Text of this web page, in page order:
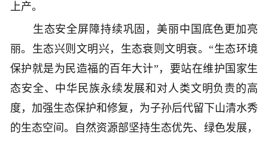
上产。
生态安全屏障持续巩固，美丽中国底色更加亮
丽。生态兴则文明兴，生态衰则文明衰。“生态环境
保护就是为民造福的百年大计”，要站在维护国家生
态安全、中华民族永续发展和对人类文明负责的高
度，加强生态保护和修复，为子孙后代留下山清水秀
的生态空间。自然资源部坚持生态优先、绿色发展，